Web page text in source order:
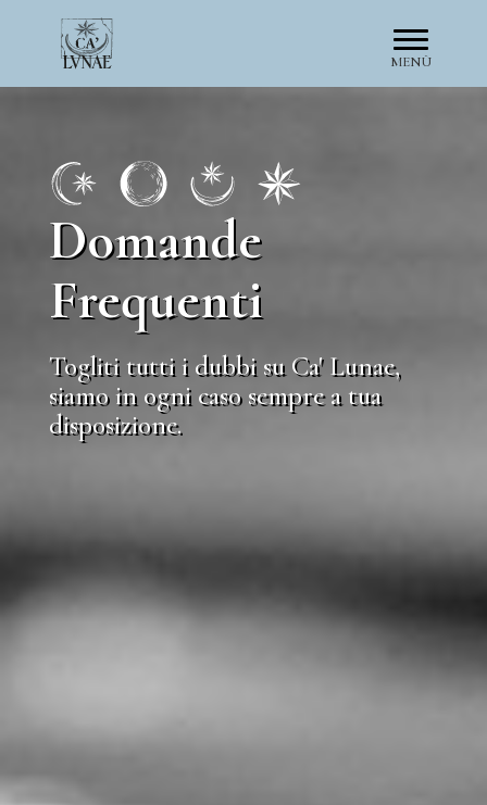
MENÙ
Domande
Frequenti
Togliti tutti i dubbi su Ca' Lunae,
siamo in ogni caso sempre a tua
disposizione.